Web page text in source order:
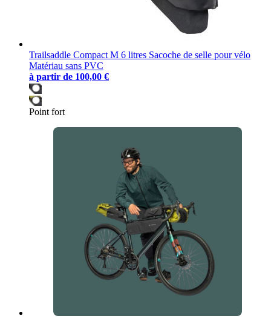
Trailsaddle Compact M 6 litres Sacoche de selle pour vélo
Matériau sans PVC
à partir de 100,00 €
Point fort